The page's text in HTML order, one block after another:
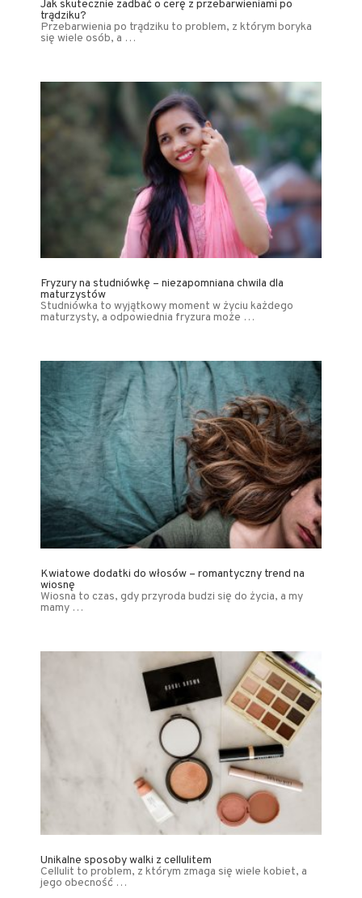
Jak skutecznie zadbać o cerę z przebarwieniami po
trądziku?
Przebarwienia po trądziku to problem, z którym boryka
się wiele osób, a …
Fryzury na studniówkę – niezapomniana chwila dla
maturzystów
Studniówka to wyjątkowy moment w życiu każdego
maturzysty, a odpowiednia fryzura może …
Kwiatowe dodatki do włosów – romantyczny trend na
wiosnę
Wiosna to czas, gdy przyroda budzi się do życia, a my
mamy …
Unikalne sposoby walki z cellulitem
Cellulit to problem, z którym zmaga się wiele kobiet, a
jego obecność …